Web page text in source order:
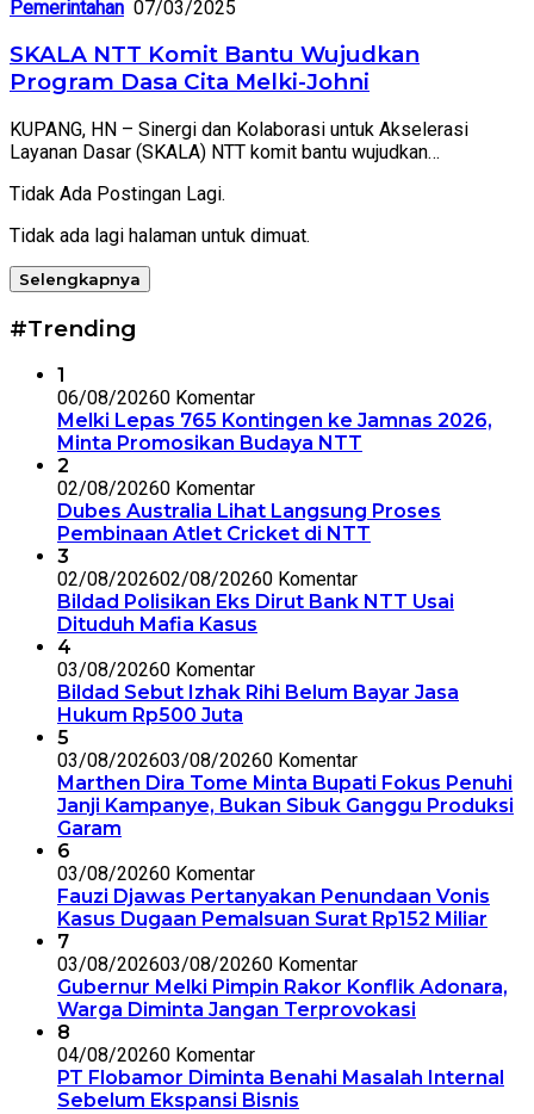
Pemerintahan 07/03/2025
SKALA NTT Komit Bantu Wujudkan
Program Dasa Cita Melki-Johni
KUPANG, HN – Sinergi dan Kolaborasi untuk Akselerasi
Layanan Dasar (SKALA) NTT komit bantu wujudkan…
Tidak Ada Postingan Lagi.
Tidak ada lagi halaman untuk dimuat.
Selengkapnya
#Trending
1
06/08/20260 Komentar
Melki Lepas 765 Kontingen ke Jamnas 2026,
Minta Promosikan Budaya NTT
2
02/08/20260 Komentar
Dubes Australia Lihat Langsung Proses
Pembinaan Atlet Cricket di NTT
3
02/08/202602/08/20260 Komentar
Bildad Polisikan Eks Dirut Bank NTT Usai
Dituduh Mafia Kasus
4
03/08/20260 Komentar
Bildad Sebut Izhak Rihi Belum Bayar Jasa
Hukum Rp500 Juta
5
03/08/202603/08/20260 Komentar
Marthen Dira Tome Minta Bupati Fokus Penuhi
Janji Kampanye, Bukan Sibuk Ganggu Produksi
Garam
6
03/08/20260 Komentar
Fauzi Djawas Pertanyakan Penundaan Vonis
Kasus Dugaan Pemalsuan Surat Rp152 Miliar
7
03/08/202603/08/20260 Komentar
Gubernur Melki Pimpin Rakor Konflik Adonara,
Warga Diminta Jangan Terprovokasi
8
04/08/20260 Komentar
PT Flobamor Diminta Benahi Masalah Internal
Sebelum Ekspansi Bisnis